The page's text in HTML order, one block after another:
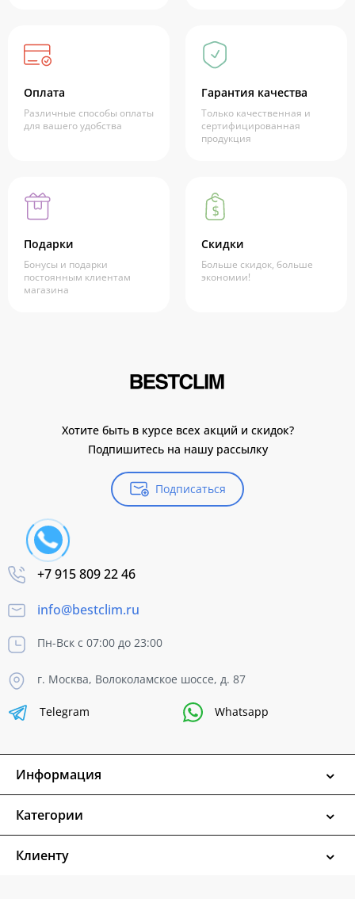
Оплата
Различные способы оплаты
для вашего удобства
Гарантия качества
Только качественная и
сертифицированная
продукция
Подарки
Бонусы и подарки
постоянным клиентам
магазина
Скидки
Больше скидок, больше
экономии!
Хотите быть в курсе всех акций и скидок?
Подпишитесь на нашу рассылку
Подписаться
+7 915 809 22 46
info@bestclim.ru
Пн-Вск с 07:00 до 23:00
г. Москва, Волоколамское шоссе, д. 87
Telegram Whatsapp
Информация
Категории
Клиенту